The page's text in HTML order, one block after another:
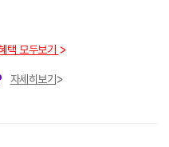
택 모두보기
자세히보기